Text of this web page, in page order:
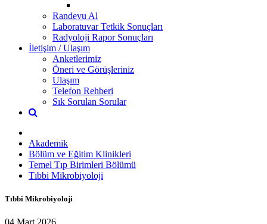
Randevu Al
Laboratuvar Tetkik Sonuçları
Radyoloji Rapor Sonuçları
İletişim / Ulaşım
Anketlerimiz
Öneri ve Görüşleriniz
Ulaşım
Telefon Rehberi
Sık Sorulan Sorular
Akademik
Bölüm ve Eğitim Klinikleri
Temel Tıp Birimleri Bölümü
Tıbbi Mikrobiyoloji
Tıbbi Mikrobiyoloji